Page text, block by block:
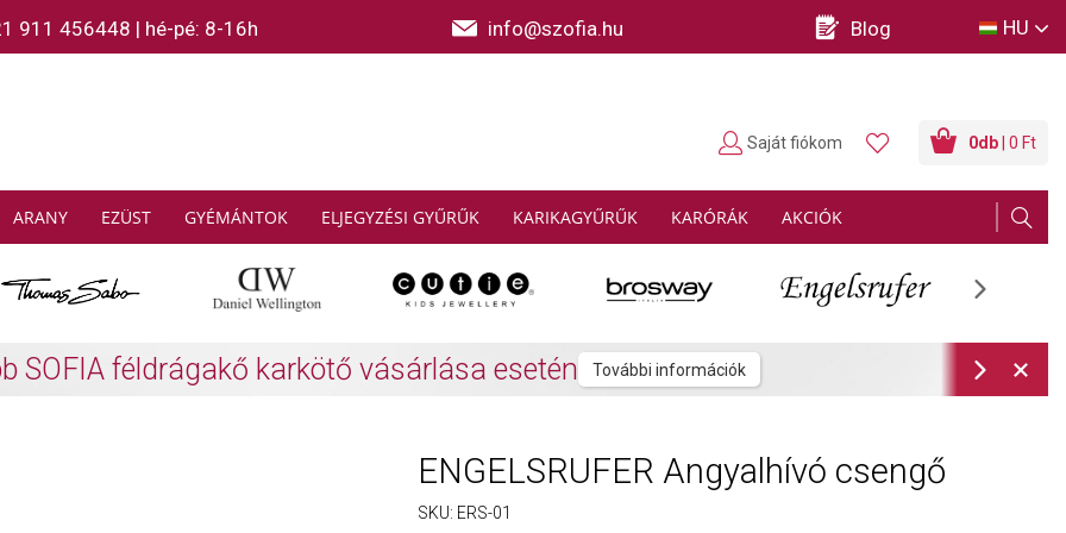
911 456448 | hé-pé: 8-16h info@szofia.hu Blog HU
ARANY EZÜST GYÉMÁNTOK ELJEGYZÉSI GYŰRŰK KARIKAGYŰRŰK KARÓRÁK AKCIÓK
0db | 0 Ft
Saját fiókom
SABO: Gyűjtsön és spóroljon További információk
ENGELSRUFER Angyalhívó csengő
SKU: ERS-01